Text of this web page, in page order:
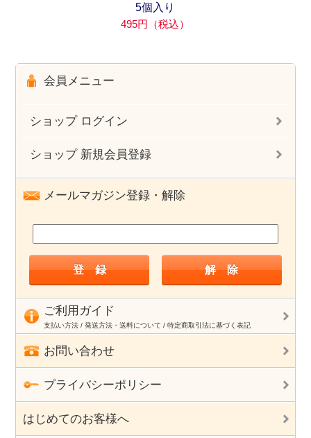
5個入り
495円（税込）
会員メニュー
ショップ ログイン
ショップ 新規会員登録
メールマガジン登録・解除
ご利用ガイド
支払い方法 / 発送方法・送料について / 特定商取引法に基づく表記
お問い合わせ
プライバシーポリシー
はじめてのお客様へ